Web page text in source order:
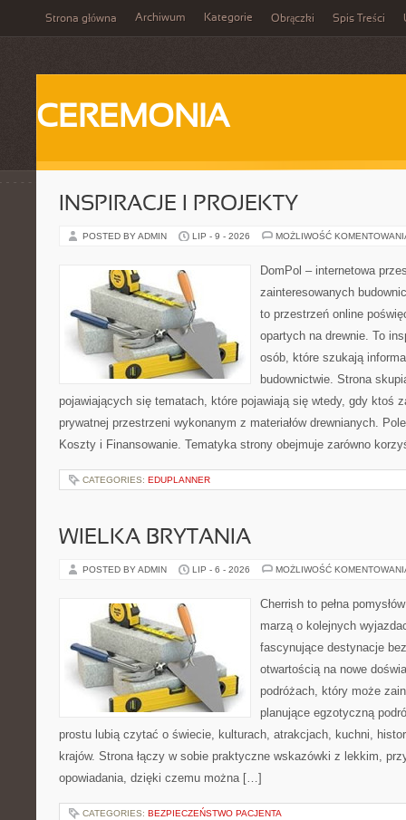
Strona główna Archiwum Kategorie Obrączki Spis Treści
CEREMONIA
INSPIRACJE I PROJEKTY
POSTED BY ADMIN LIP - 9 - 2026 MOŻLIWOŚĆ
DomPol – internetowa
zainteresowanych
to przestrzeń online
opartych na drewnie. To
osób, które szukają
budownictwie. Strona
pojawiających się tematach, które pojawiają się wtedy, gdy ktoś
prywatnej przestrzeni wykonanym z materiałów drewnianych.
Koszty i Finansowanie. Tematyka strony obejmuje zarówno
CATEGORIES: EDUPLANNER
WIELKA BRYTANIA
POSTED BY ADMIN LIP - 6 - 2026 MOŻLIWOŚĆ
Cherrish to pełna
marzą o kolejnych
fascynujące destynacje
otwartością na nowe
podróżach, który może
planujące egzotyczną
prostu lubią czytać o świecie, kulturach, atrakcjach, kuchni,
krajów. Strona łączy w sobie praktyczne wskazówki z lekkim,
opowiadania, dzięki czemu można […]
CATEGORIES: BEZPIECZEŃSTWO PACJENTA